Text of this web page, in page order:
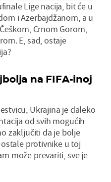
Lige nacija, bit će u
i Azerbajdžanom, a u
Crnom Gorom,
E, sad, ostaje
na FIFA-inoj
Ukrajina je daleko
od svih mogućih
zaključiti da je bolje
protivnike u toj
može prevariti, sve je